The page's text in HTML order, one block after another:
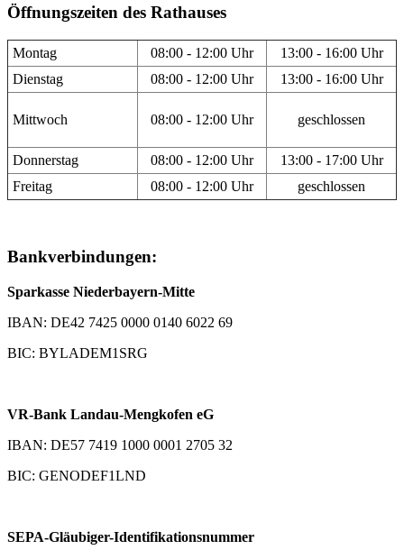
Öffnungszeiten des Rathauses
Montag 08:00 - 12:00 Uhr
13:00 - 16:00 Uhr
Dienstag
08:00 - 12:00 Uhr 13:00 - 16:00 Uhr
Mittwoch 08:00 - 12:00 Uhr geschlossen
Donnerstag 08:00 - 12:00 Uhr
13:00 - 17:00 Uhr
Freitag
08:00 - 12:00 Uhr geschlossen
Bankverbindungen:
Sparkasse Niederbayern-Mitte
IBAN: DE42 7425 0000 0140 6022 69
BIC: BYLADEM1SRG
VR-Bank Landau-Mengkofen eG
IBAN: DE57 7419 1000 0001 2705 32
BIC: GENODEF1LND
SEPA-Gläubiger-Identifikationsnummer